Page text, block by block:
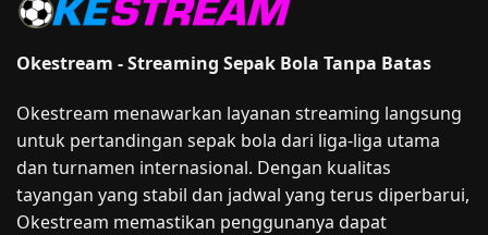
Okestream - Streaming Sepak Bola Tanpa Batas
Okestream menawarkan layanan streaming langsung
untuk pertandingan sepak bola dari liga-liga utama
dan turnamen internasional. Dengan kualitas
tayangan yang stabil dan jadwal yang terus diperbarui,
Okestream memastikan penggunanya dapat